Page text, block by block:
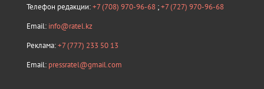
Телефон редакции:+7 (708) 970-96-68 ;+7 (727) 970-96-68
Email: info@ratel.kz
Реклама:+7 (777) 233 50 13
Email: pressratel@gmail.com